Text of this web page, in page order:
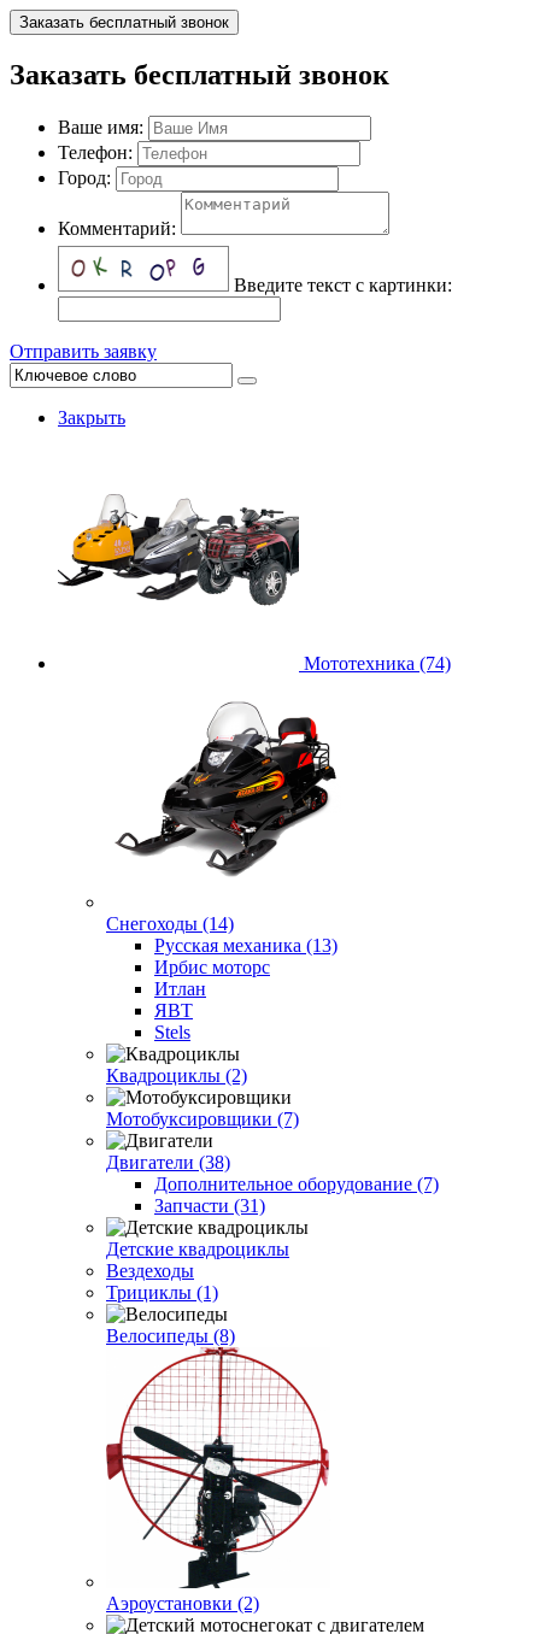
Заказать бесплатный звонок
Заказать бесплатный звонок
Ваше имя:
Телефон:
Город:
Комментарий:
Введите текст с картинки:
Отправить заявку
Закрыть
Мототехника (74)
Снегоходы (14)
Русская механика (13)
Ирбис моторс
Итлан
ЯВТ
Stels
Квадроциклы (2)
Мотобуксировщики (7)
Двигатели (38)
Дополнительное оборудование (7)
Запчасти (31)
Детские квадроциклы
Вездеходы
Трициклы (1)
Велосипеды (8)
Аэроустановки (2)